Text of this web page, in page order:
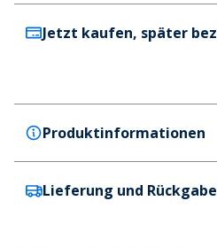
Jetzt kaufen, später
Produktinformationen
SKECHERS
Lieferung und Rückgabe